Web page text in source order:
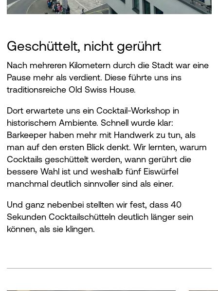
Geschüttelt, nicht gerührt
Nach mehreren Kilometern durch die Stadt war eine
Pause mehr als verdient. Diese führte uns ins
traditionsreiche Old Swiss House.
Dort erwartete uns ein Cocktail-Workshop in
historischem Ambiente. Schnell wurde klar:
Barkeeper haben mehr mit Handwerk zu tun, als
man auf den ersten Blick denkt. Wir lernten, warum
Cocktails geschüttelt werden, wann gerührt die
bessere Wahl ist und weshalb fünf Eiswürfel
manchmal deutlich sinnvoller sind als einer.
Und ganz nebenbei stellten wir fest, dass 40
Sekunden Cocktailschütteln deutlich länger sein
können, als sie klingen.